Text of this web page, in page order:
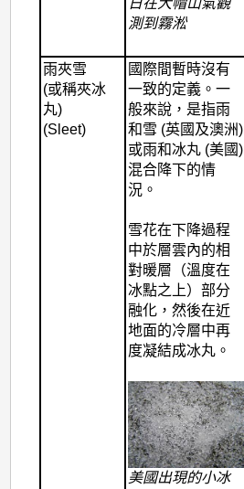
日在大帽山氣觀
測到霧淞
雨夾雪
(或稱夾冰
丸)
(Sleet)
國際間暫時沒有
一致的定義。一
般來說，是指雨
和雪 (英國及澳洲)
或雨和冰丸 (美國)
混合降下的情
況。
雪花在下降過程
中於層雲內的相
對暖層（溫度在
冰點之上）部分
融化，然後在近
地面的冷層中再
度凝結成冰丸。
美國出現的小冰